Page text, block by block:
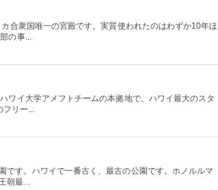
合衆国唯一の宮殿です。実質使われたのはわずか10年ほ
の事...
ワイ大学アメフトチームの本拠地で、ハワイ最大のスタ
フリー...
です。ハワイで一番古く、最古の公園です。ホノルルマ
朝最...